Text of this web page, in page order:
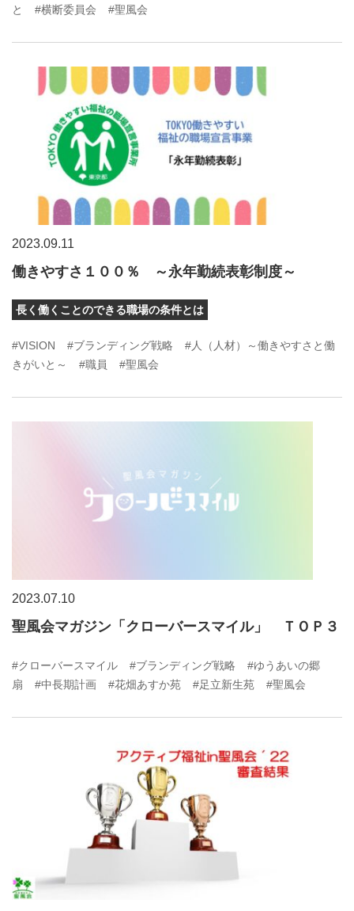
と
#横断委員会 #聖風会
2023.09.11
働きやすさ１００％ ～永年勤続表彰制度～
長く働くことのできる職場の条件とは
#VISION #ブランディング戦略
#人（人材）～働きやすさと働
きがいと～
#職員 #聖風会
2023.07.10
聖風会マガジン「クローバースマイル」 ＴＯＰ３
#クローバースマイル #ブランディング戦略
#ゆうあいの郷
扇
#中長期計画 #花畑あすか苑 #足立新生苑 #聖風会